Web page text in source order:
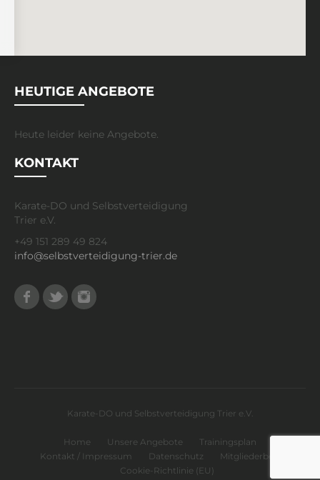
HEUTIGE ANGEBOTE
Heute leider keine Angebote.
KONTAKT
Karate-DO und Selbstverteidigung
Trier e.V.
+49 151 289 49 824
info@selbstverteidigung-trier.de
Facebook
Twitter
Karate-DO und Selbstverteidigung Trier e.V.
Home Unsere Angebote
Trainingsplan
Kontakt / Impressum
Datenschutz
Mitgliederbereich
Cookie-Richtlinie (EU)